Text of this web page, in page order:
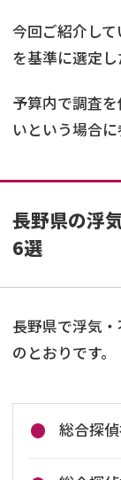
今回ご紹介し
を基準に選定し
予算内で調査
いという場合に
長野県の浮
6選
長野県で浮気
のとおりです。
総合探